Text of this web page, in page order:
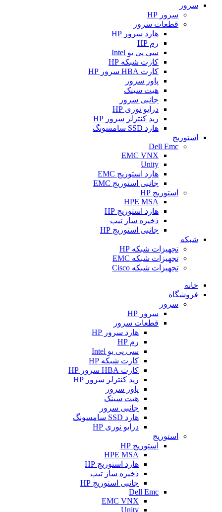
سرور
سرور HP
قطعات سرور
هارد سرور HP
رم HP
سی پی یو Intel
کارت شبکه HP
کارت HBA سرور HP
پاور سرور
هیت سینک
جانبی سرور
درایو نوری HP
رید کنترلر سرور HP
هارد SSD سامسونگ
استوریج
Dell Emc
EMC VNX
Unity
هارد استوریج EMC
جانبی استوریج EMC
استوریج HP
HPE MSA
هارد استوریج HP
ذخیره ساز تیپ
جانبی استوریج HP
شبکه
تجهیزات شبکه HP
تجهیزات شبکه EMC
تجهیزات شبکه Cisco
خانه
فروشگاه
سرور
سرور HP
قطعات سرور
هارد سرور HP
رم HP
سی پی یو Intel
کارت شبکه HP
کارت HBA سرور HP
رید کنترلر سرور HP
پاور سرور
هیت سینک
جانبی سرور
هارد SSD سامسونگ
درایو نوری HP
استوریج
استوریج HP
HPE MSA
هارد استوریج HP
ذخیره ساز تیپ
جانبی استوریج HP
Dell Emc
EMC VNX
Unity